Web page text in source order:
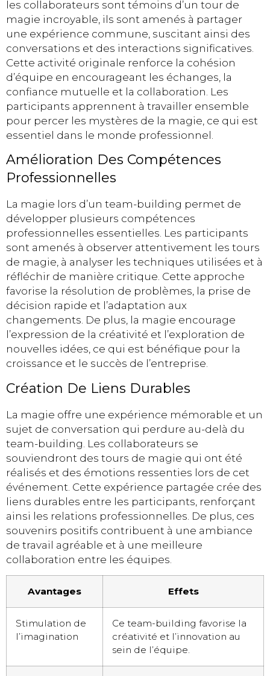
les collaborateurs sont témoins d’un tour de
magie incroyable, ils sont amenés à partager
une expérience commune, suscitant ainsi des
conversations et des interactions significatives.
Cette activité originale renforce la cohésion
d’équipe en encourageant les échanges, la
confiance mutuelle et la collaboration. Les
participants apprennent à travailler ensemble
pour percer les mystères de la magie, ce qui est
essentiel dans le monde professionnel.
Amélioration Des Compétences
Professionnelles
La magie lors d’un team-building permet de
développer plusieurs compétences
professionnelles essentielles. Les participants
sont amenés à observer attentivement les tours
de magie, à analyser les techniques utilisées et à
réfléchir de manière critique. Cette approche
favorise la résolution de problèmes, la prise de
décision rapide et l’adaptation aux
changements. De plus, la magie encourage
l’expression de la créativité et l’exploration de
nouvelles idées, ce qui est bénéfique pour la
croissance et le succès de l’entreprise.
Création De Liens Durables
La magie offre une expérience mémorable et un
sujet de conversation qui perdure au-delà du
team-building. Les collaborateurs se
souviendront des tours de magie qui ont été
réalisés et des émotions ressenties lors de cet
événement. Cette expérience partagée crée des
liens durables entre les participants, renforçant
ainsi les relations professionnelles. De plus, ces
souvenirs positifs contribuent à une ambiance
de travail agréable et à une meilleure
collaboration entre les équipes.
Avantages Effets
Stimulation de
l’imagination
Ce team-building favorise la
créativité et l’innovation au
sein de l’équipe.